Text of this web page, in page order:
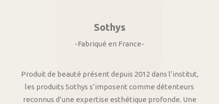
Sothys
-Fabriqué en France-
Produit de beauté présent depuis 2012 dans l’institut,
les produits Sothys s’imposent comme détenteurs
reconnus d’une expertise esthétique profonde. Une